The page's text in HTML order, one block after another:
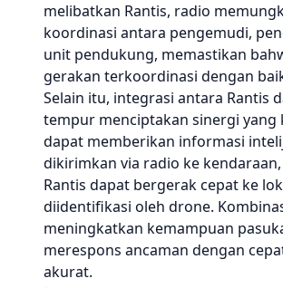
melibatkan Rantis, radio
koordinasi antara pengemudi,
unit pendukung, memastikan
gerakan terkoordinasi dengan
Selain itu, integrasi antara Rantis
tempur menciptakan sinergi yang
dapat memberikan informasi
dikirimkan via radio ke
Rantis dapat bergerak cepat ke
diidentifikasi oleh drone.
meningkatkan kemampuan
merespons ancaman dengan
akurat.